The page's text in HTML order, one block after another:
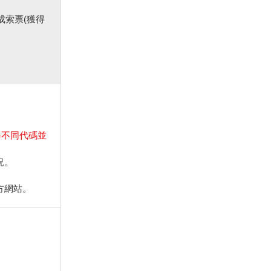
索票(獲得
同代碼並
站。